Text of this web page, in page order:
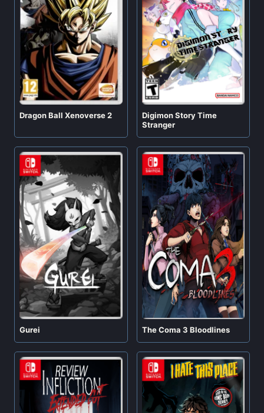
Dragon Ball Xenoverse 2
Digimon Story Time
Stranger
Gurei The Coma 3 Bloodlines